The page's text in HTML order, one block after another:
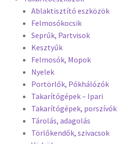
Ablaktisztító eszközök
Felmosókocsik
Seprűk, Partvisok
Kesztyűk
Felmosók, Mopok
Nyelek
Portörlők, Pókhálózók
Takarítógépek – Ipari
Takarítógépek, porszívók
Tárolás, adagolás
Törlőkendők, szivacsok